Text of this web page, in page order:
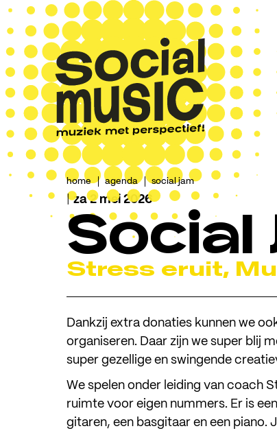
home agenda social jam
| za 2 mei 2026
Social
Stress eruit,
Dankzij extra donaties kunnen we
organiseren. Daar zijn we super blij
super gezellige en swingende
We spelen onder leiding van coach
ruimte voor eigen nummers. Er is
gitaren, een basgitaar en een piano.